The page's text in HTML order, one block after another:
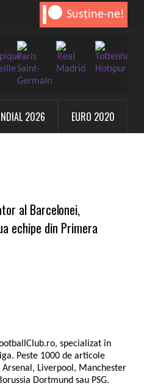
Susține-ne!
2026 EURO 2020
al Barcelonei,
echipe din Primera
specializat în
Peste 1000 de articole
Liverpool, Manchester
Dortmund sau PSG.